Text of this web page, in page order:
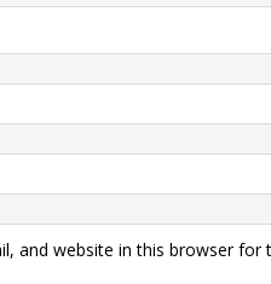
and website in this browser